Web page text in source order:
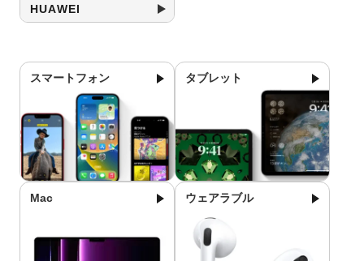
HUAWEI
スマートフォン タブレット
Mac ウェアラブル